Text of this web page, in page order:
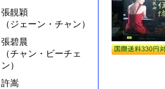
張靚穎
（ジェーン・チャン）
張碧晨
（チャン・ビーチェ
ン）
許嵩